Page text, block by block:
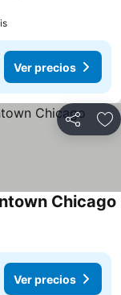
Ver precios
Compartir
Chicago
Ver precios